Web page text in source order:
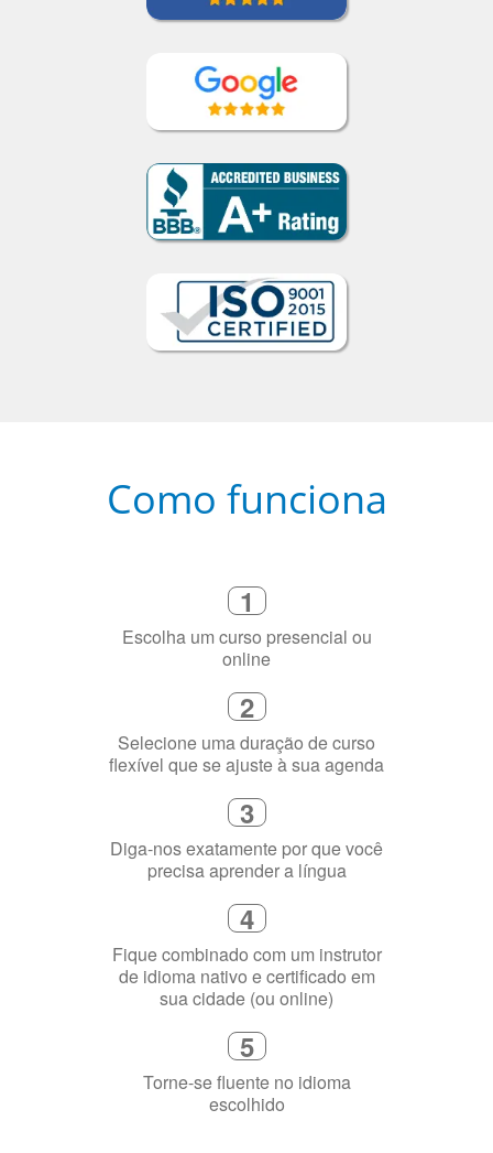
1
Escolha um curso presencial ou
online
2
Selecione uma duração de curso
flexível que se ajuste à sua agenda
3
Diga-nos exatamente por que você
precisa aprender a língua
4
Fique combinado com um instrutor
de idioma nativo e certificado em
sua cidade (ou online)
5